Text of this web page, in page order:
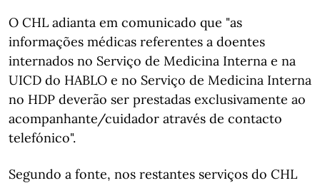
O CHL adianta em comunicado que "as
informações médicas referentes a doentes
internados no Serviço de Medicina Interna e na
UICD do HABLO e no Serviço de Medicina Interna
no HDP deverão ser prestadas exclusivamente ao
acompanhante/cuidador através de contacto
telefónico".
Segundo a fonte, nos restantes serviços do CHL